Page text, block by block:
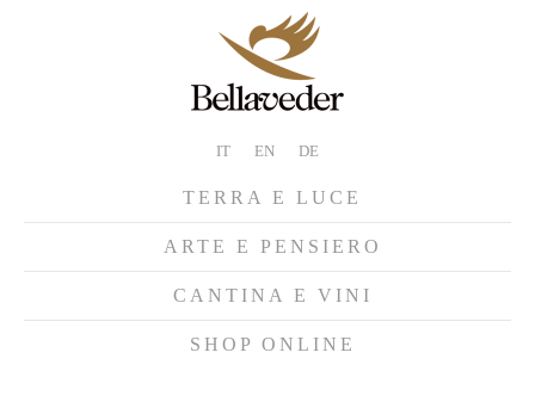
IT EN DE
TERRA E LUCE
ARTE E PENSIERO
CANTINA E VINI
SHOP ONLINE